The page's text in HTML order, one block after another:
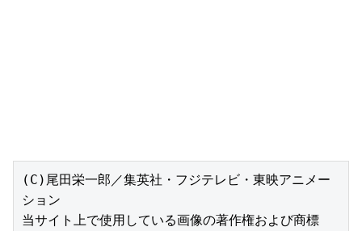
(C)尾田栄一郎／集英社・フジテレビ・東映アニメー
ション
当サイト上で使用している画像の著作権および商標